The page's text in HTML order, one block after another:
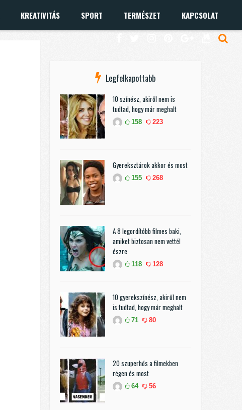
KREATIVITÁS SPORT TERMÉSZET KAPCSOLAT
Legfelkapottabb
10 színész, akiről nem is
tudtad, hogy már meghalt
158 223
Gyereksztárok akkor és most
155 268
A 8 legordítóbb filmes baki,
amiket biztosan nem vettél
észre
118 128
10 gyerekszínész, akiről nem
is tudtad, hogy már meghalt
71 80
20 szuperhős a filmekben
régen és most
64 56